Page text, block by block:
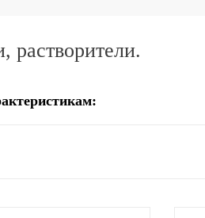
растворители.